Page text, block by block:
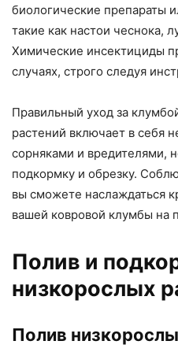
биологические препараты
такие как настои чеснока,
Химические инсектициды
случаях, строго следуя
Правильный уход за
растений включает в себя
сорняками и вредителями,
подкормку и обрезку.
вы сможете наслаждаться
вашей ковровой клумбы на
Полив и
низкорослых
Полив